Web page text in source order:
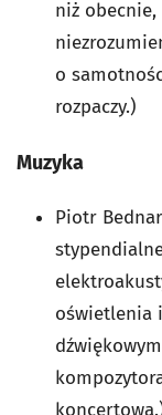
niż
o
rozpaczy.)
Muzyka
Piotr
oświetlenia